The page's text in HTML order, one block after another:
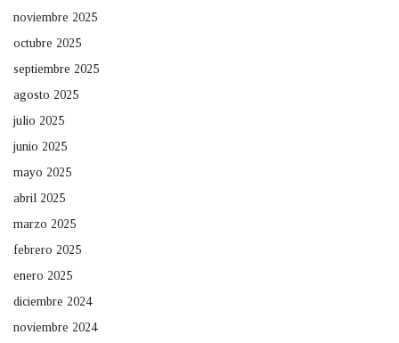
noviembre 2025
octubre 2025
septiembre 2025
agosto 2025
julio 2025
junio 2025
mayo 2025
abril 2025
marzo 2025
febrero 2025
enero 2025
diciembre 2024
noviembre 2024